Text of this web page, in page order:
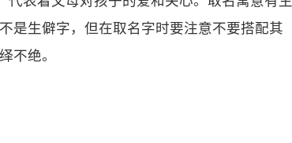
是生僻字，但在取名字时要注意不要搭配其
不绝。